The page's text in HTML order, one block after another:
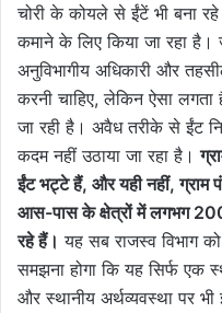
चोरी के कोयले से ईंटें भी बना
कमाने के लिए किया जा रहा है।
अनुविभागीय अधिकारी और
करनी चाहिए, लेकिन ऐसा लगता
जा रही है। अवैध तरीके से ईंट
कदम नहीं उठाया जा रहा है।
ईंट भट्टे हैं, और यही नहीं, ग्राम
आस-पास के क्षेत्रों में लगभग
रहे हैं। यह सब राजस्व विभाग
समझना होगा कि यह सिर्फ एक
और स्थानीय अर्थव्यवस्था पर